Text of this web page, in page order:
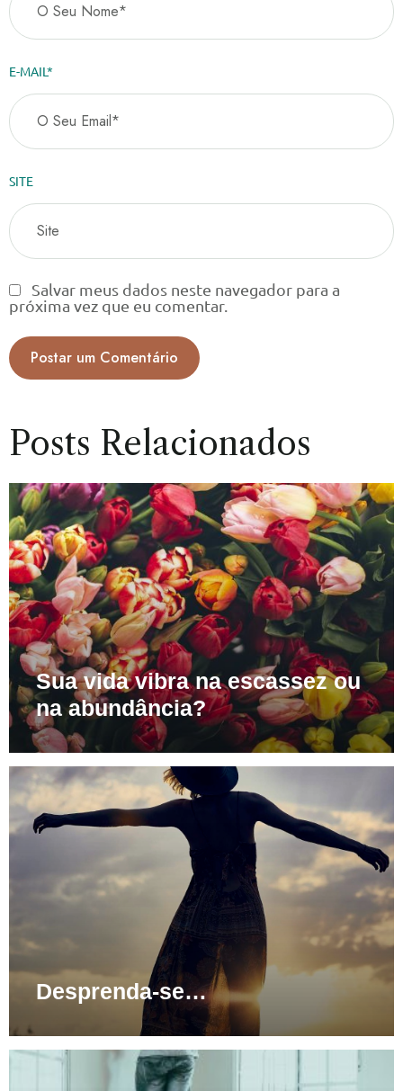
E-MAIL*
SITE
Salvar meus dados neste navegador para a
próxima vez que eu comentar.
Posts Relacionados
Sua vida vibra na escassez ou
na abundância?
Desprenda-se…